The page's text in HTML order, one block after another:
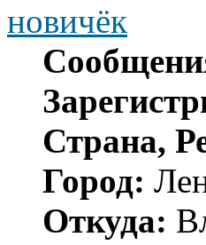
новичёк
Страна,
Город:
Откуда: